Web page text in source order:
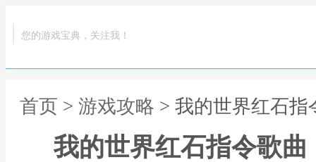
您的游戏宝典，关注我！
首页 > 游戏攻略 > 我的世界红石
我的世界红石指令歌